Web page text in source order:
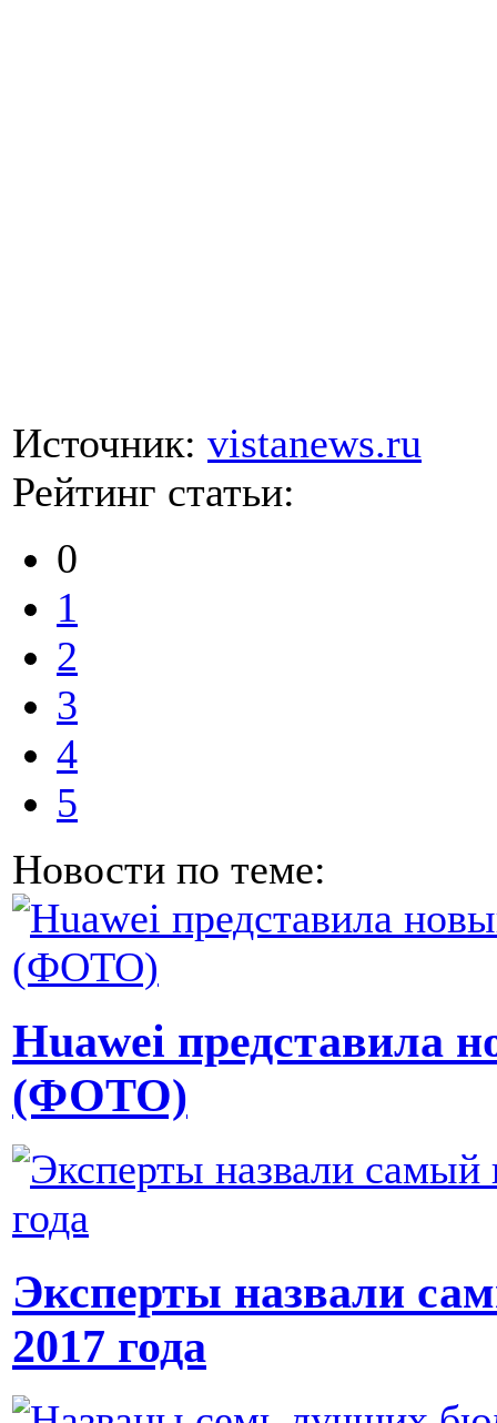
Источник: vistanews.ru
Рейтинг статьи:
0
1
2
3
4
5
Новости по теме:
Huawei представила
(ФОТО)
Эксперты назвали
2017 года